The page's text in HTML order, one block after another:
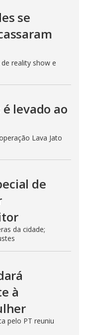
se
reality show e
levado ao
Lava Jato
de
da cidade;
à
pelo PT reuniu